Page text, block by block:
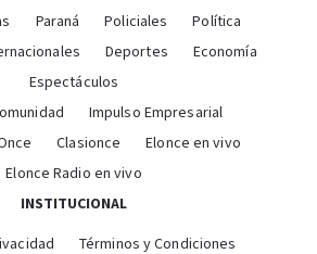
Paraná Policiales
Política
Deportes
Economía
Espectáculos
Impulso Empresarial
Clasionce
Elonce en vivo
Elonce Radio en vivo
INSTITUCIONAL
Términos y Condiciones